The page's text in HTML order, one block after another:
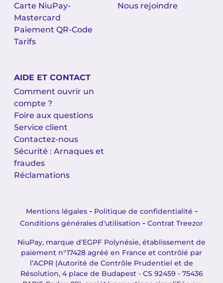
Carte NiuPay-
Mastercard
Paiement QR-Code
Tarifs
Nous rejoindre
AIDE ET CONTACT
Comment ouvrir un
compte ?
Foire aux questions
Service client
Contactez-nous
Sécurité : Arnaques et
fraudes
Réclamations
Mentions légales- Politique de confidentialité -
Conditions générales d'utilisation - Contrat Treezor
NiuPay, marque d’EGPF Polynésie, établissement de
paiement n°17428 agréé en France et contrôlé par
l’ACPR (Autorité de Contrôle Prudentiel et de
Résolution, 4 place de Budapest - CS 92459 - 75436